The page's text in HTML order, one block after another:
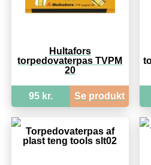
Hultafors
torpedovaterpas TVPM
20
95 kr. Se produkt
Torpedovaterpas af
plast teng tools slt02